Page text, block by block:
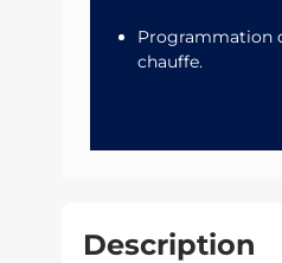
Programmation
chauffe.
Description